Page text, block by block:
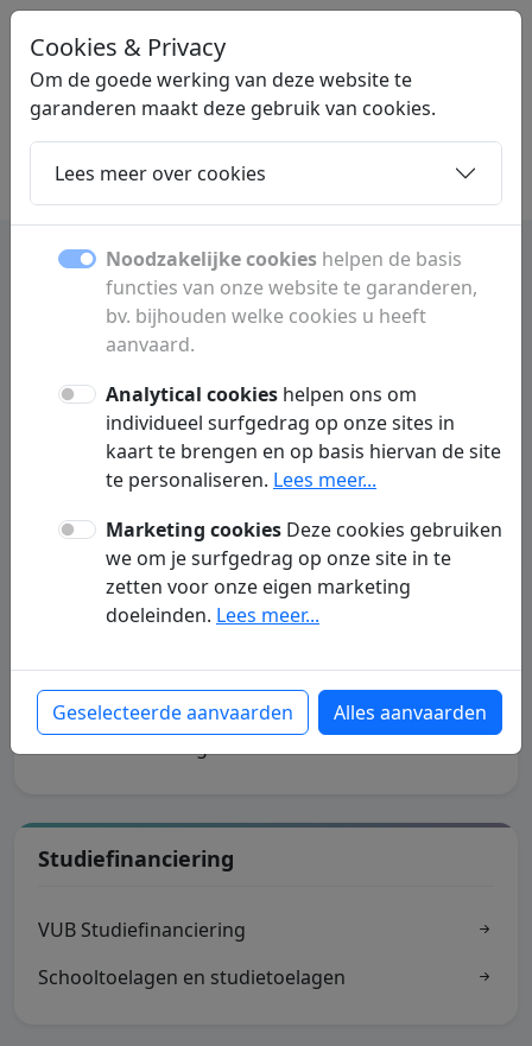
LINKGIGANT.BE
Home Dochters Contact
Lening informatie en geld
lenen in belgië
Informatie over leningen in België. Ontdek
verschillende kredietvormen en leer hoe je
verantwoord geld kunt lenen en vergelijken.
Informatie Over Leningen
Hypothecaire en andere leningen
Studiefinanciering
VUB Studiefinanciering
Schooltoelagen en studietoelagen
Cookies & Privacy
Om de goede werking van deze website te
garanderen maakt deze gebruik van cookies.
Lees meer over cookies
Noodzakelijke cookies helpen de basis
functies van onze website te garanderen,
bv. bijhouden welke cookies u heeft
aanvaard.
Analytical cookies helpen ons om
individueel surfgedrag op onze sites in
kaart te brengen en op basis hiervan de site
te personaliseren. Lees meer...
Marketing cookies Deze cookies gebruiken
we om je surfgedrag op onze site in te
zetten voor onze eigen marketing
doeleinden. Lees meer...
Geselecteerde aanvaarden Alles aanvaarden